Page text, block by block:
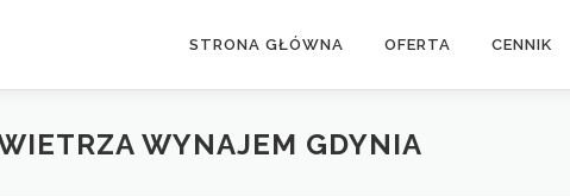
STRONA GŁÓWNA OFERTA CENNIK
WYNAJEM GDYNIA